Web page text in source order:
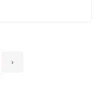
›